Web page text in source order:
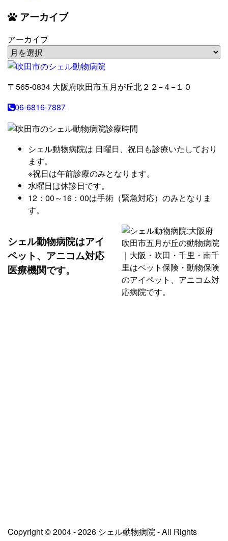
アーカイブ
アーカイブ
〒565-0834 大阪府吹田市五月が丘北２２−４−１０
06-6816-7887
シェル動物病院は 日曜日、祝日も診療いたしており
ます。
※祝日は午前診療のみとなります。
水曜日は休診日です。
12：00～16：00は手術（緊急対応）のみとなりま
す。
シェル動物病院はアイ
ペット、アニコム対応
医療機関です。
Copyright © 2004 - 2026 シェル動物病院 - All Rights